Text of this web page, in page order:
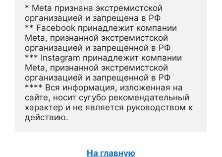
* Meta признана экстремистской
организацией и запрещена в РФ
** Facebook принадлежит компании
Meta, признанной экстремистской
организацией и запрещенной в РФ
*** Instagram принадлежит компании
Meta, признанной экстремистской
организацией и запрещенной в РФ
**** Вся информация, изложенная на
сайте, носит сугубо рекомендательный
характер и не является руководством к
действию.
На главную